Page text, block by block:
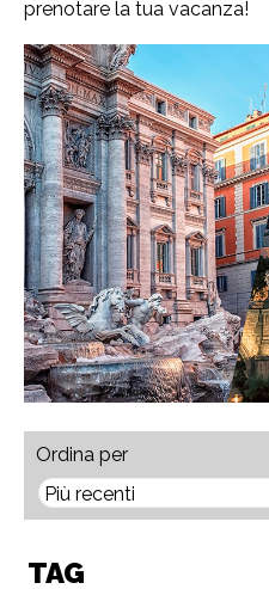
prenotare la tua vacanza!
Ordina per
TAG